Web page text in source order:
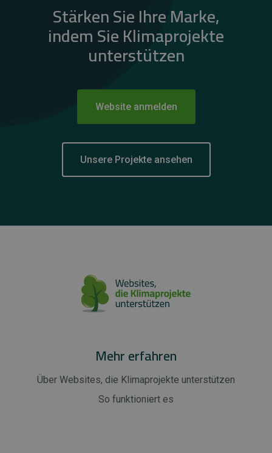
Stärken Sie Ihre Marke,
indem Sie Klimaprojekte
unterstützen
Website anmelden
Unsere Projekte ansehen
Mehr erfahren
Über Websites, die Klimaprojekte unterstützen
So funktioniert es